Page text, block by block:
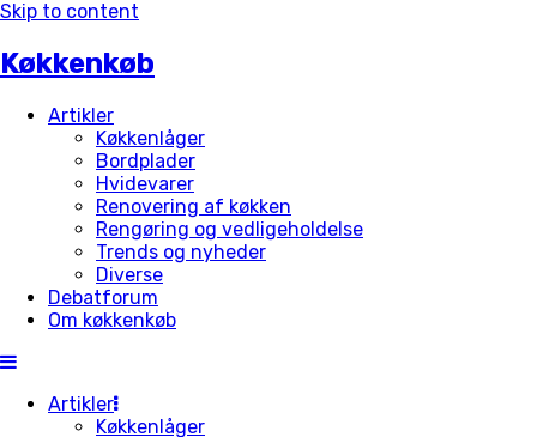
Skip to content
Køkkenkøb
Artikler
Køkkenlåger
Bordplader
Hvidevarer
Renovering af køkken
Rengøring og vedligeholdelse
Trends og nyheder
Diverse
Debatforum
Om køkkenkøb
Artikler
Køkkenlåger